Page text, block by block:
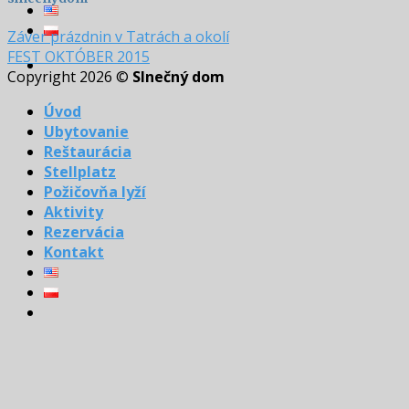
Záver prázdnin v Tatrách a okolí
FEST OKTÓBER 2015
Copyright 2026 © Slnečný dom
Úvod
Ubytovanie
Reštaurácia
Stellplatz
Požičovňa lyží
Aktivity
Rezervácia
Kontakt